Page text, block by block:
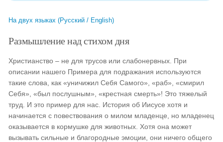
На двух языках (Русский / English)
Размышление над стихом дня
Христианство – не для трусов или слабонервных. При
описании нашего Примера для подражания используются
такие слова, как «уничижил Себя Самого», «раб», «смирил
Себя», «был послушным», «крестная смерть»! Это тяжелый
труд. И это пример для нас. История об Иисусе хотя и
начинается с повествования о милом младенце, но младенец
оказывается в кормушке для животных. Хотя она может
вызывать сильные и благородные эмоции, они ничего общего